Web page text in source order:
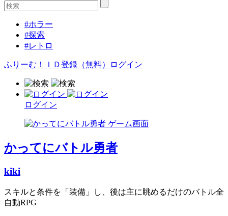
#ホラー
#探索
#レトロ
ふりーむ！ＩＤ登録（無料） ログイン
ログイン
かってにバトル勇者
kiki
スキルと条件を「装備」し、後は主に眺めるだけのバトル全
自動RPG